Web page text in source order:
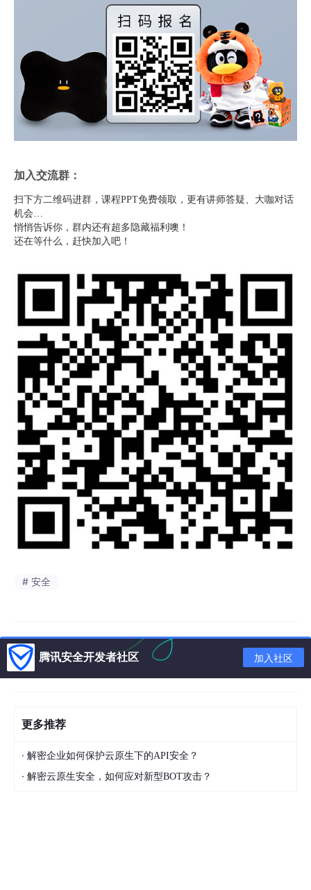
加入交流群：
扫下方二维码进群，课程PPT免费领取，更有讲师答疑、大咖对话
机会…
悄悄告诉你，群内还有超多隐藏福利噢！
还在等什么，赶快加入吧！
# 安全
腾讯安全开发者社区 加入社区
更多推荐
· 解密企业如何保护云原生下的API安全？
· 解密云原生安全，如何应对新型BOT攻击？